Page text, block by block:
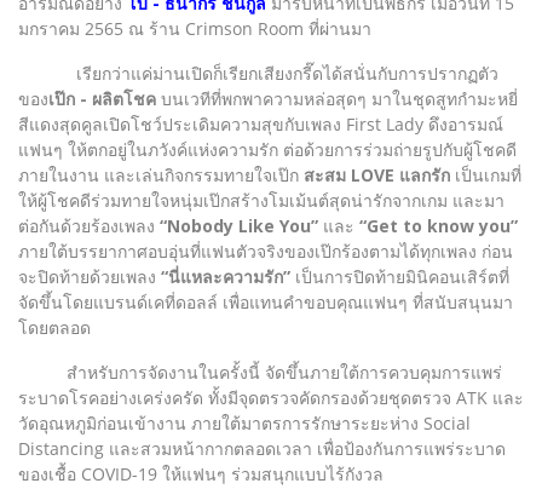
มกราคม 2565 ณ ร้าน Crimson Room ที่ผ่านมา
เรียกว่าแค่ม่านเปิดก็เรียกเสียงกรี๊ดได้สนั่นกับการปรากฏตัว
ของเป๊ก - ผลิตโชค บนเวทีที่พกพาความหล่อสุดๆ มาในชุดสูทกำมะหยี่
สีแดงสุดคูลเปิดโชว์ประเดิมความสุขกับเพลง First Lady ดึงอารมณ์
แฟนๆ ให้ตกอยู่ในภวังค์แห่งความรัก ต่อด้วยการร่วมถ่ายรูปกับผู้โชคดี
ภายในงาน และเล่นกิจกรรมทายใจเป๊ก สะสม LOVE แลกรัก เป็นเกมที่
ให้ผู้โชคดีร่วมทายใจหนุ่มเป๊กสร้างโมเม้นต์สุดน่ารักจากเกม และมา
ต่อกันด้วยร้องเพลง “Nobody Like You” และ “Get to know you”
ภายใต้บรรยากาศอบอุ่นที่แฟนตัวจริงของเป๊กร้องตามได้ทุกเพลง ก่อน
จะปิดท้ายด้วยเพลง “นี่แหละความรัก” เป็นการปิดท้ายมินิคอนเสิร์ตที่
จัดขึ้นโดยแบรนด์เคที่ดอลล์ เพื่อแทนคำขอบคุณแฟนๆ ที่สนับสนุนมา
โดยตลอด
สำหรับการจัดงานในครั้งนี้ จัดขึ้นภายใต้การควบคุมการแพร่
ระบาดโรคอย่างเคร่งครัด ทั้งมีจุดตรวจคัดกรองด้วยชุดตรวจ ATK และ
วัดอุณหภูมิก่อนเข้างาน ภายใต้มาตรการรักษาระยะห่าง Social
Distancing และสวมหน้ากากตลอดเวลา เพื่อป้องกันการแพร่ระบาด
ของเชื้อ COVID-19 ให้แฟนๆ ร่วมสนุกแบบไร้กังวล